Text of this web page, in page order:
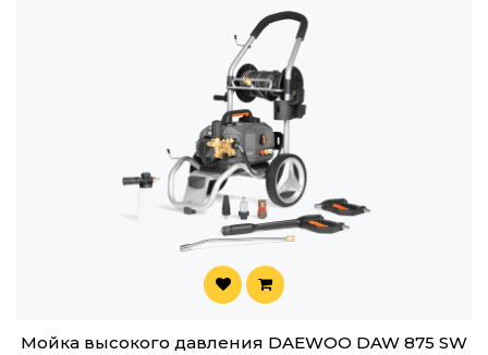
Мойка высокого давления DAEWOO DAW 875 SW